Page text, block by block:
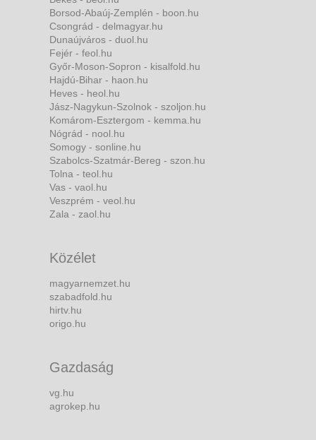
Borsod-Abaúj-Zemplén - boon.hu
Csongrád - delmagyar.hu
Dunaújváros - duol.hu
Fejér - feol.hu
Győr-Moson-Sopron - kisalfold.hu
Hajdú-Bihar - haon.hu
Heves - heol.hu
Jász-Nagykun-Szolnok - szoljon.hu
Komárom-Esztergom - kemma.hu
Nógrád - nool.hu
Somogy - sonline.hu
Szabolcs-Szatmár-Bereg - szon.hu
Tolna - teol.hu
Vas - vaol.hu
Veszprém - veol.hu
Zala - zaol.hu
Közélet
magyarnemzet.hu
szabadfold.hu
hirtv.hu
origo.hu
Gazdaság
vg.hu
agrokep.hu